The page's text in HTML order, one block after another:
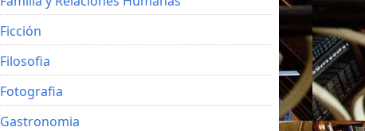
Ficción
Filosofia
Fotografia
Gastronomia